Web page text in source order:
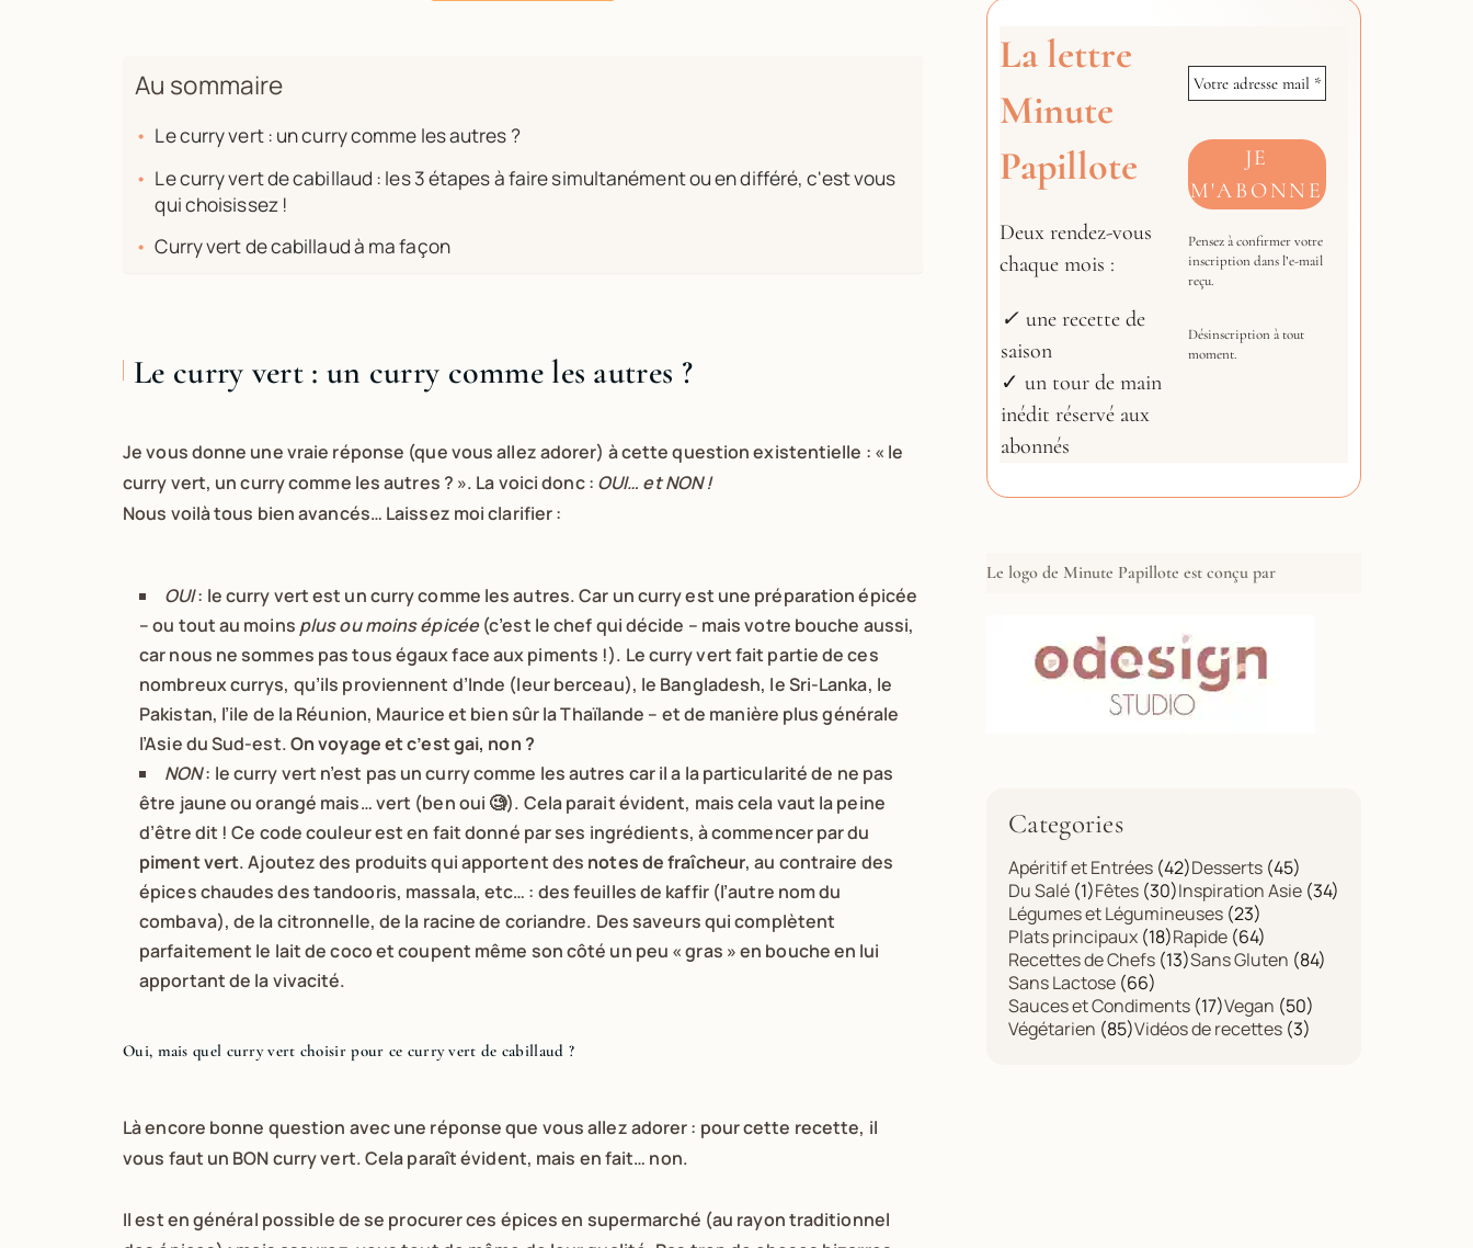
Au sommaire
Le curry vert : un curry comme les autres ?
Le curry vert de cabillaud : les 3 étapes à faire simultanément ou en différé, c'est vous
qui choisissez !
Curry vert de cabillaud à ma façon
Le curry vert : un curry comme les autres ?
Je vous donne une vraie réponse (que vous allez adorer) à cette question existentielle : « le
curry vert, un curry comme les autres ? ». La voici donc : OUI… et NON !
Nous voilà tous bien avancés… Laissez moi clarifier :
OUI: le curry vert est un curry comme les autres. Car un curry est une préparation épicée
– ou tout au moins plus ou moins épicée(c’est le chef qui décide – mais votre bouche aussi,
car nous ne sommes pas tous égaux face aux piments !). Le curry vert fait partie de ces
nombreux currys, qu’ils proviennent d’Inde (leur berceau), le Bangladesh, le Sri-Lanka, le
Pakistan, l’ile de la Réunion, Maurice et bien sûr la Thaïlande – et de manière plus générale
l’Asie du Sud-est.On voyage et c’est gai, non ?
NON: le curry vert n’est pas un curry comme les autres car il a la particularité de ne pas
être jaune ou orangé mais… vert (ben oui 🧐). Cela parait évident, mais cela vaut la peine
d’être dit ! Ce code couleur est en fait donné par ses ingrédients, à commencer par du
piment vert. Ajoutez des produits qui apportent des notes de fraîcheur, au contraire des
épices chaudes des tandooris, massala, etc… : des feuilles de kaffir (l’autre nom du
combava), de la citronnelle, de la racine de coriandre. Des saveurs qui complètent
parfaitement le lait de coco et coupent même son côté un peu « gras » en bouche en lui
apportant de la vivacité.
Oui, mais quel curry vert choisir pour ce curry vert de cabillaud ?
Là encore bonne question avec une réponse que vous allez adorer : pour cette recette, il
vous faut un BON curry vert. Cela paraît évident, mais en fait… non.
Il est en général possible de se procurer ces épices en supermarché (au rayon traditionnel
La lettre
Minute
Papillote
Deux rendez-vous
chaque mois :
✓ une recette de
saison
✓ un tour de main
inédit réservé aux
abonnés
Pensez à confirmer votre
inscription dans l’e-mail
reçu.
Désinscription à tout
moment.
Le logo de Minute Papillote est conçu par
Categories
Apéritif et Entrées (42)Desserts (45)
Du Salé (1)Fêtes (30)Inspiration Asie (34)
Légumes et Légumineuses (23)
Plats principaux (18)Rapide (64)
Recettes de Chefs (13)Sans Gluten (84)
Sans Lactose (66)
Sauces et Condiments (17)Vegan (50)
Végétarien (85)Vidéos de recettes (3)